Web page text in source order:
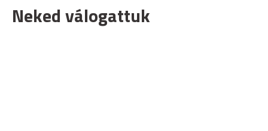
Neked válogattuk